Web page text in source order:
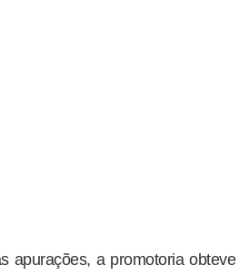
apurações, a promotoria obteve